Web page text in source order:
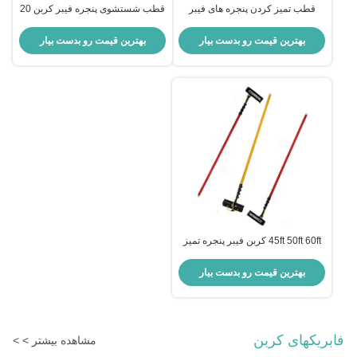
قطب تمیز کردن پنجره های فیبر
بهترین قیمت رو بدست بیار
قطب شستشوی پنجره فیبر کربن 20
تلسکوپی
بهترین قیمت رو بدست بیار
45ft 50ft 60ft کربن فیبر پنجره تمیز
برای مسکونی
بهترین قیمت رو بدست بیار
فابریکهای کربن مشاهده بیشتر > >